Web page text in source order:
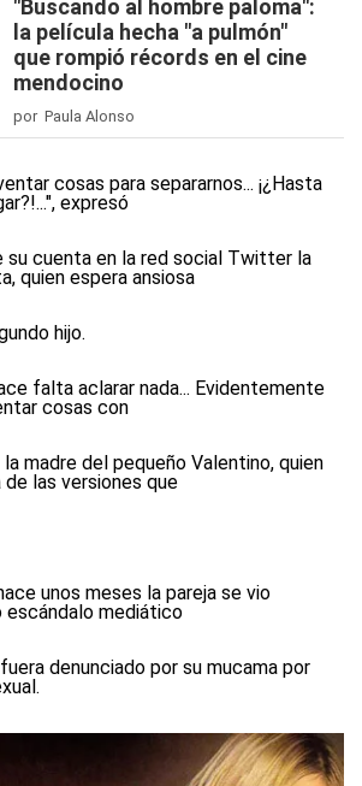
"Buscando al hombre paloma":
la película hecha "a pulmón"
que rompió récords en el cine
mendocino
por Paula Alonso
cosas para separarnos... ¡¿Hasta
expresó
su cuenta en la red social Twitter la
quien espera ansiosa
hijo.
falta aclarar nada... Evidentemente
cosas con
madre del pequeño Valentino, quien
las versiones que
unos meses la pareja se vio
escándalo mediático
denunciado por su mucama por